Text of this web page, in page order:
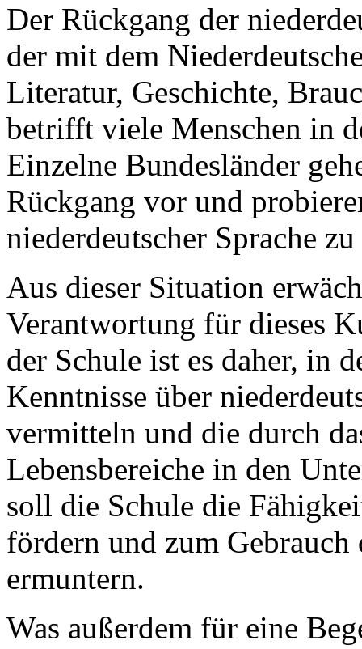
Der Rückgang der
der mit dem
Literatur, Geschichte,
betrifft viele Menschen in
Einzelne Bundesländer
Rückgang vor und
niederdeutscher Sprache
Aus dieser Situation
Verantwortung für dieses
der Schule ist es daher, in
Kenntnisse über
vermitteln und die durch
Lebensbereiche in den
soll die Schule die
fördern und zum Gebrauch
ermuntern.
Was außerdem für eine